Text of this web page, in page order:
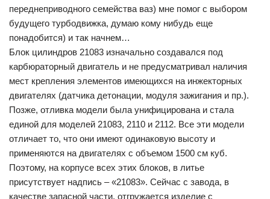
переднеприводного семейства ваз) мне помог с выбором
будущего турбодвижка, думаю кому нибудь еще
понадобится) и так начнем…
Блок цилиндров 21083 изначально создавался под
карбюраторный двигатель и не предусматривал наличия
мест крепления элементов имеющихся на инжекторных
двигателях (датчика детонации, модуля зажигания и пр.).
Позже, отливка модели была унифицирована и стала
единой для моделей 21083, 2110 и 2112. Все эти модели
отличает то, что они имеют одинаковую высоту и
применяются на двигателях с объемом 1500 см куб.
Поэтому, на корпусе всех этих блоков, в литье
присутствует надпись – «21083». Сейчас с завода, в
качестве запасной части, отгружается изделие с